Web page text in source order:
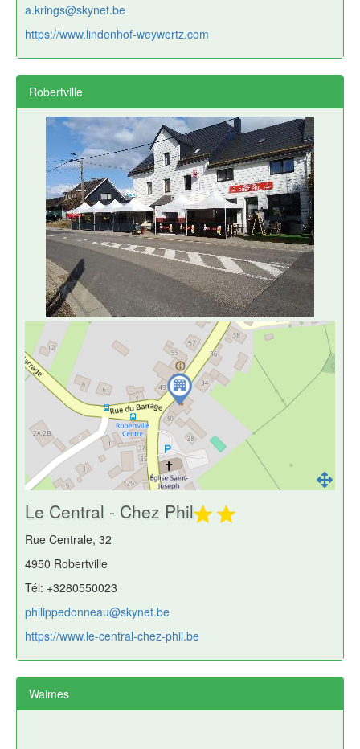
a.krings@skynet.be
https://www.lindenhof-weywertz.com
Robertville
Le Central - Chez Phil
Rue Centrale, 32
4950 Robertville
Tél: +3280550023
philippedonneau@skynet.be
https://www.le-central-chez-phil.be
Waimes